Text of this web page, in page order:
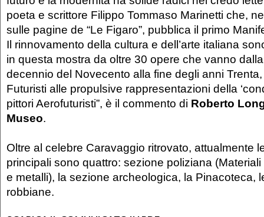
poeta e scrittore Filippo Tommaso Marinetti che,
sulle pagine de “Le Figaro”, pubblica il primo
Il rinnovamento della cultura e dell’arte italiana
in questa mostra da oltre 30 opere che vanno
decennio del Novecento alla fine degli anni
Futuristi alle propulsive rappresentazioni della
pittori Aerofuturisti”, è il commento di Roberto
Museo.
Oltre al celebre Caravaggio ritrovato, attualmente
principali sono quattro: sezione poliziana
e metalli), la sezione archeologica, la Pinacoteca,
robbiane.